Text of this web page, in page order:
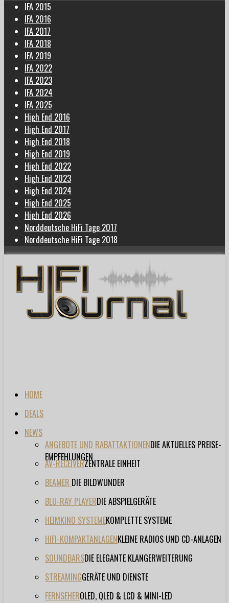
IFA 2015
IFA 2016
IFA 2017
IFA 2018
IFA 2019
IFA 2022
IFA 2023
IFA 2024
IFA 2025
High End 2016
High End 2017
High End 2018
High End 2019
High End 2022
High End 2023
High End 2024
High End 2025
High End 2026
Norddeutsche HiFi Tage 2017
Norddeutsche HiFi Tage 2018
HOME
DEALS
NEWS
ANGEBOTE UND RABATTAKTIONENDIE AKTUELLES PREISE-
EMPFEHLUNGEN
AV-RECEIVERZENTRALE EINHEIT
BEAMER DIE BILDWUNDER
BLU-RAY PLAYERDIE ABSPIELGERÄTE
HEIMKINO SYSTEMEKOMPLETTE SYSTEME
HIFI-KOMPAKTANLAGENKLEINE RADIOS UND CD-ANLAGEN
SOUNDBARSDIE ELEGANTE KLANGERWEITERUNG
STREAMINGGERÄTE UND DIENSTE
FERNSEHEROLED, QLED & LCD & MINI-LED